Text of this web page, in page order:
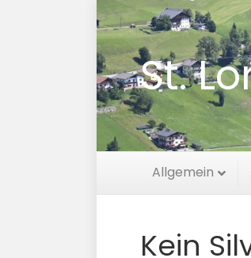
St.
Allgemein
Kein